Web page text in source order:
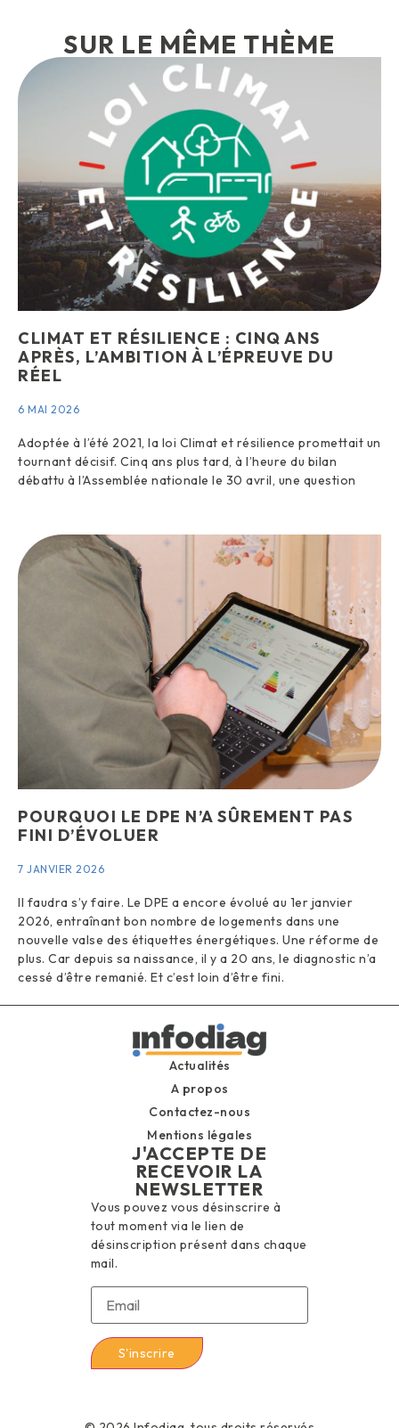
SUR LE MÊME THÈME
CLIMAT ET RÉSILIENCE : CINQ ANS
APRÈS, L’AMBITION À L’ÉPREUVE DU
RÉEL
6 MAI 2026
Adoptée à l’été 2021, la loi Climat et résilience promettait un
tournant décisif. Cinq ans plus tard, à l’heure du bilan
débattu à l’Assemblée nationale le 30 avril, une question
POURQUOI LE DPE N’A SÛREMENT PAS
FINI D’ÉVOLUER
7 JANVIER 2026
Il faudra s’y faire. Le DPE a encore évolué au 1er janvier
2026, entraînant bon nombre de logements dans une
nouvelle valse des étiquettes énergétiques. Une réforme de
plus. Car depuis sa naissance, il y a 20 ans, le diagnostic n’a
cessé d’être remanié. Et c’est loin d’être fini.
Actualités
A propos
Contactez-nous
Mentions légales
J'ACCEPTE DE
RECEVOIR LA
NEWSLETTER
Vous pouvez vous désinscrire à
tout moment via le lien de
désinscription présent dans chaque
mail.